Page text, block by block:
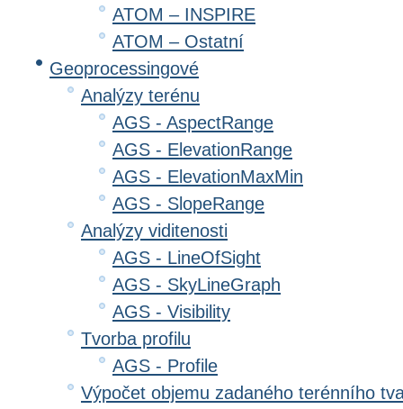
ATOM – INSPIRE
ATOM – Ostatní
Geoprocessingové
Analýzy terénu
AGS - AspectRange
AGS - ElevationRange
AGS - ElevationMaxMin
AGS - SlopeRange
Analýzy viditenosti
AGS - LineOfSight
AGS - SkyLineGraph
AGS - Visibility
Tvorba profilu
AGS - Profile
Výpočet objemu zadaného terénního